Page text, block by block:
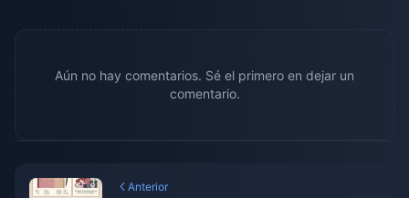
Aún no hay comentarios. Sé el primero en dejar un
comentario.
Anterior